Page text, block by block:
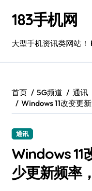
183手机网
大型手机资讯类网站
首页 5G频道 通讯
Windows 11改变更
通讯
Windows 11
少更新频率